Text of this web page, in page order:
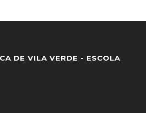
DE VILA VERDE - ESCOLA